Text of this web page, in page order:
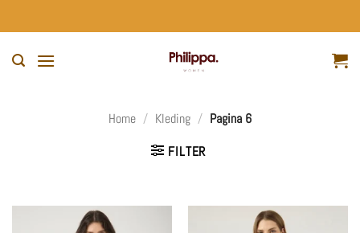
naar
Home / Kleding / Pagina 6
FILTER